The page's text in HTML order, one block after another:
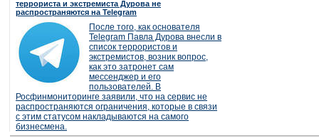
террориста и экстремиста Дурова не
распространяются на Telegram
После того, как основателя
Telegram Павла Дурова внесли в
список террористов и
экстремистов, возник вопрос,
как это затронет сам
мессенджер и его
пользователей. В
Росфинмониторинге заявили, что на сервис не
распространяются ограничения, которые в связи
с этим статусом накладываются на самого
бизнесмена.